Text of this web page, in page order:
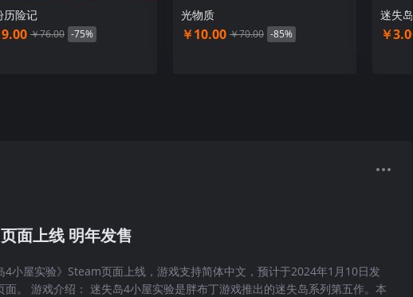
和书籍彩蛋，给你极致的解谜享受。
历险记
￥76.00 -75%
光物质
￥10.00 ￥70.00 -85%
迷失岛
￥3.00
面上线 明年发售
小屋实验》Steam页面上线，游戏支持简体中文，预计于2024年1月10日发
。 游戏介绍： 迷失岛4小屋实验是胖布丁游戏推出的迷失岛系列第五作。本